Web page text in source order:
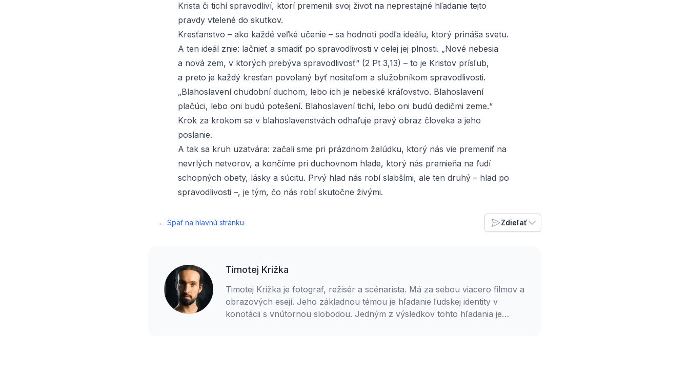
Krista či tichí spravodliví, ktorí premenili svoj život na neprestajné hľadanie tejto
pravdy vtelené do skutkov.
Kresťanstvo – ako každé veľké učenie – sa hodnotí podľa ideálu, ktorý prináša svetu.
A ten ideál znie: lačnieť a smädiť po spravodlivosti v celej jej plnosti. „Nové nebesia
a nová zem, v ktorých prebýva spravodlivosť“ (2 Pt 3,13) – to je Kristov prísľub,
a preto je každý kresťan povolaný byť nositeľom a služobníkom spravodlivosti.
„Blahoslavení chudobní duchom, lebo ich je nebeské kráľovstvo. Blahoslavení
plačúci, lebo oni budú potešení. Blahoslavení tichí, lebo oni budú dedičmi zeme.“
Krok za krokom sa v blahoslavenstvách odhaľuje pravý obraz človeka a jeho
poslanie.
A tak sa kruh uzatvára: začali sme pri prázdnom žalúdku, ktorý nás vie premeniť na
nevrlých netvorov, a končíme pri duchovnom hlade, ktorý nás premieňa na ľudí
schopných obety, lásky a súcitu. Prvý hlad nás robí slabšími, ale ten druhý – hlad po
spravodlivosti –, je tým, čo nás robí skutočne živými.
← Späť na hlavnú stránku Zdieľať
Timotej Križka
Timotej Križka je fotograf, režisér a scénarista. Má za sebou viacero filmov a
obrazových esejí. Jeho základnou témou je hľadanie ľudskej identity v
konotácii s vnútornou slobodou. Jedným z výsledkov tohto hľadania je